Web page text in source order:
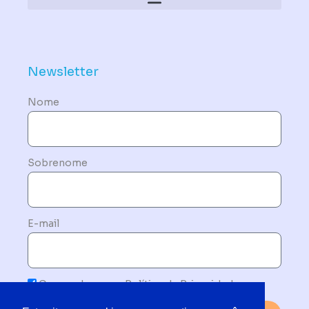
Newsletter
Nome
Sobrenome
E-mail
Concordo com a Política de Privacidade